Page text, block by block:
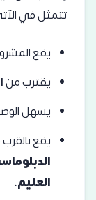
تتمثل في
يقع
يقترب من
يسهل
يقع
العليم.